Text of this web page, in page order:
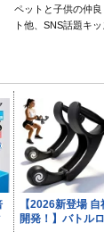
ペットと子供の仲良
ト他、SNS話題キ